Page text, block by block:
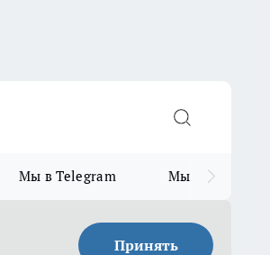
Мы в Telegram Мы в MAX
Принять